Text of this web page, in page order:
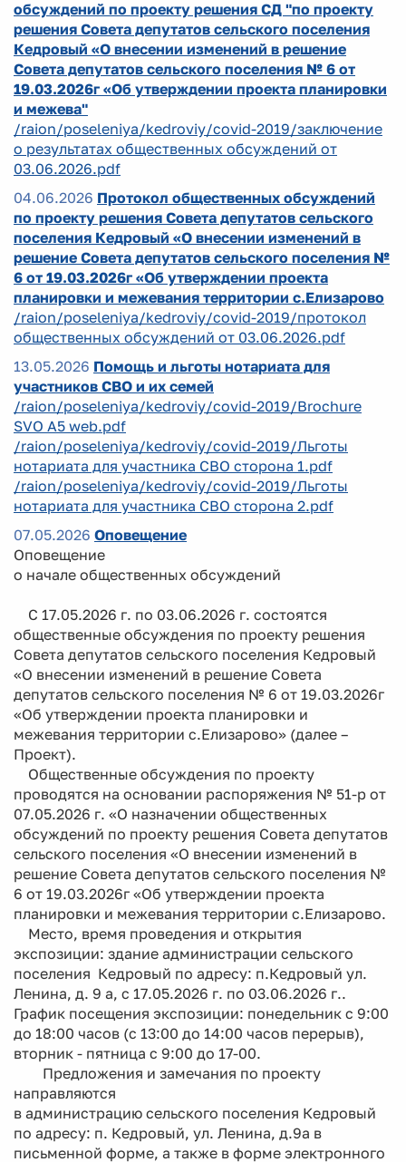
обсуждений по проекту решения СД "по проекту
решения Совета депутатов сельского поселения
Кедровый «О внесении изменений в решение
Совета депутатов сельского поселения № 6 от
19.03.2026г «Об утверждении проекта планировки
и межева"
/raion/poseleniya/kedroviy/covid-2019/заключение
о результатах общественных обсуждений от
03.06.2026.pdf
04.06.2026 Протокол общественных обсуждений
по проекту решения Совета депутатов сельского
поселения Кедровый «О внесении изменений в
решение Совета депутатов сельского поселения №
6 от 19.03.2026г «Об утверждении проекта
планировки и межевания территории с.Елизарово
/raion/poseleniya/kedroviy/covid-2019/протокол
общественных обсуждений от 03.06.2026.pdf
13.05.2026 Помощь и льготы нотариата для
участников СВО и их семей
/raion/poseleniya/kedroviy/covid-2019/Brochure
SVO A5 web.pdf
/raion/poseleniya/kedroviy/covid-2019/Льготы
нотариата для участника СВО сторона 1.pdf
/raion/poseleniya/kedroviy/covid-2019/Льготы
нотариата для участника СВО сторона 2.pdf
07.05.2026 Оповещение
Оповещение
о начале общественных обсуждений
С 17.05.2026 г. по 03.06.2026 г. состоятся
общественные обсуждения по проекту решения
Совета депутатов сельского поселения Кедровый
«О внесении изменений в решение Совета
депутатов сельского поселения № 6 от 19.03.2026г
«Об утверждении проекта планировки и
межевания территории с.Елизарово» (далее –
Проект).
Общественные обсуждения по проекту
проводятся на основании распоряжения № 51-р от
07.05.2026 г. «О назначении общественных
обсуждений по проекту решения Совета депутатов
сельского поселения «О внесении изменений в
решение Совета депутатов сельского поселения №
6 от 19.03.2026г «Об утверждении проекта
планировки и межевания территории с.Елизарово.
Место, время проведения и открытия
экспозиции: здание администрации сельского
поселения Кедровый по адресу: п.Кедровый ул.
Ленина, д. 9 а, с 17.05.2026 г. по 03.06.2026 г..
График посещения экспозиции: понедельник с 9:00
до 18:00 часов (с 13:00 до 14:00 часов перерыв),
вторник - пятница с 9:00 до 17-00.
Предложения и замечания по проекту
направляются
в администрацию сельского поселения Кедровый
по адресу: п. Кедровый, ул. Ленина, д.9а в
письменной форме, а также в форме электронного